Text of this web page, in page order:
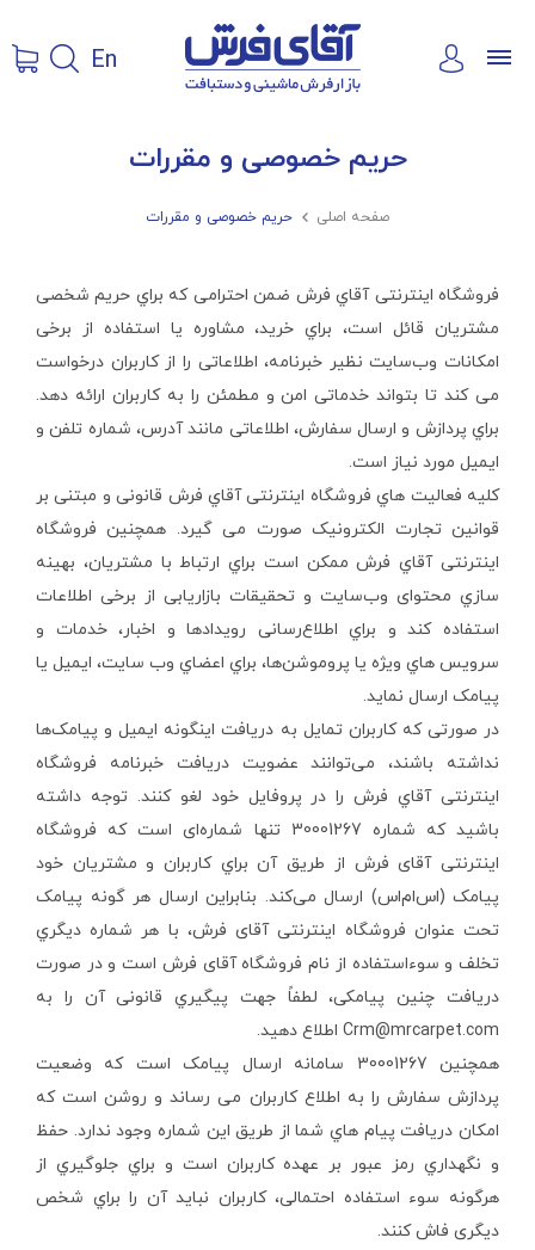
En
حریم خصوصی و مقررات
صفحه اصلی  حریم خصوصی و مقررات
فروشگاه اینترنتی آقاي فرش ضمن احترامی که براي حریم شخصی
مشتریان قائل است، براي خرید، مشاوره یا استفاده از برخی
امکانات وب‌سایت نظیر خبرنامه، اطلاعاتی را از کاربران درخواست
می کند تا بتواند خدماتی امن و مطمئن را به کاربران ارائه دهد.
براي پردازش و ارسال سفارش، اطلاعاتی مانند آدرس، شماره تلفن و
ایمیل مورد نیاز است.
کلیه فعالیت هاي فروشگاه اینترنتی آقاي فرش قانونی و مبتنی بر
قوانین تجارت الکترونیک صورت می گیرد. همچنین فروشگاه
اینترنتی آقاي فرش ممکن است براي ارتباط با مشتریان، بهینه
سازي محتوای وب‌سایت و تحقیقات بازاریابی از برخی اطلاعات
استفاده کند و براي اطلاع‌رسانی رویدادها و اخبار، خدمات و
سرویس هاي ویژه یا پروموشن‌ها، براي اعضاي وب سایت، ایمیل یا
پیامک ارسال نماید.
در صورتی که کاربران تمایل به دریافت اینگونه ایمیل و پیامک‌ها
نداشته باشند، می‌توانند عضویت دریافت خبرنامه فروشگاه
اینترنتی آقاي فرش را در پروفایل خود لغو کنند. توجه داشته
باشید که شماره 30001267 تنها شماره‌ای است که فروشگاه
اینترنتی آقای فرش از طریق آن براي کاربران و مشتریان خود
پیامک (اس‌ام‌اس) ارسال می‌کند. بنابراین ارسال هر گونه پیامک
تحت عنوان فروشگاه اینترنتی آقای‌ فرش، با هر شماره دیگري
تخلف و سوء‌استفاده از نام فروشگاه آقای فرش است و در صورت
دریافت چنین پیامکی، لطفاً جهت پیگیري قانونی آن را به
Crm@mrcarpet.com اطلاع دهید.
همچنین 30001267 سامانه ارسال پیامک است که وضعیت
پردازش سفارش را به اطلاع کاربران می رساند و روشن است که
امکان دریافت پیام هاي شما از طریق این شماره وجود ندارد. حفظ
و نگهداري رمز عبور بر عهده کاربران است و براي جلوگیري از
هرگونه سوء استفاده احتمالی، کاربران نباید آن را براي شخص
دیگری فاش کنند.